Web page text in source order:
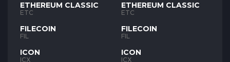
ETHEREUM CLASSIC
ETC
FILECOIN
FIL
ICON
ICX
ETHEREUM CLASSIC
ETC
FILECOIN
FIL
ICON
ICX